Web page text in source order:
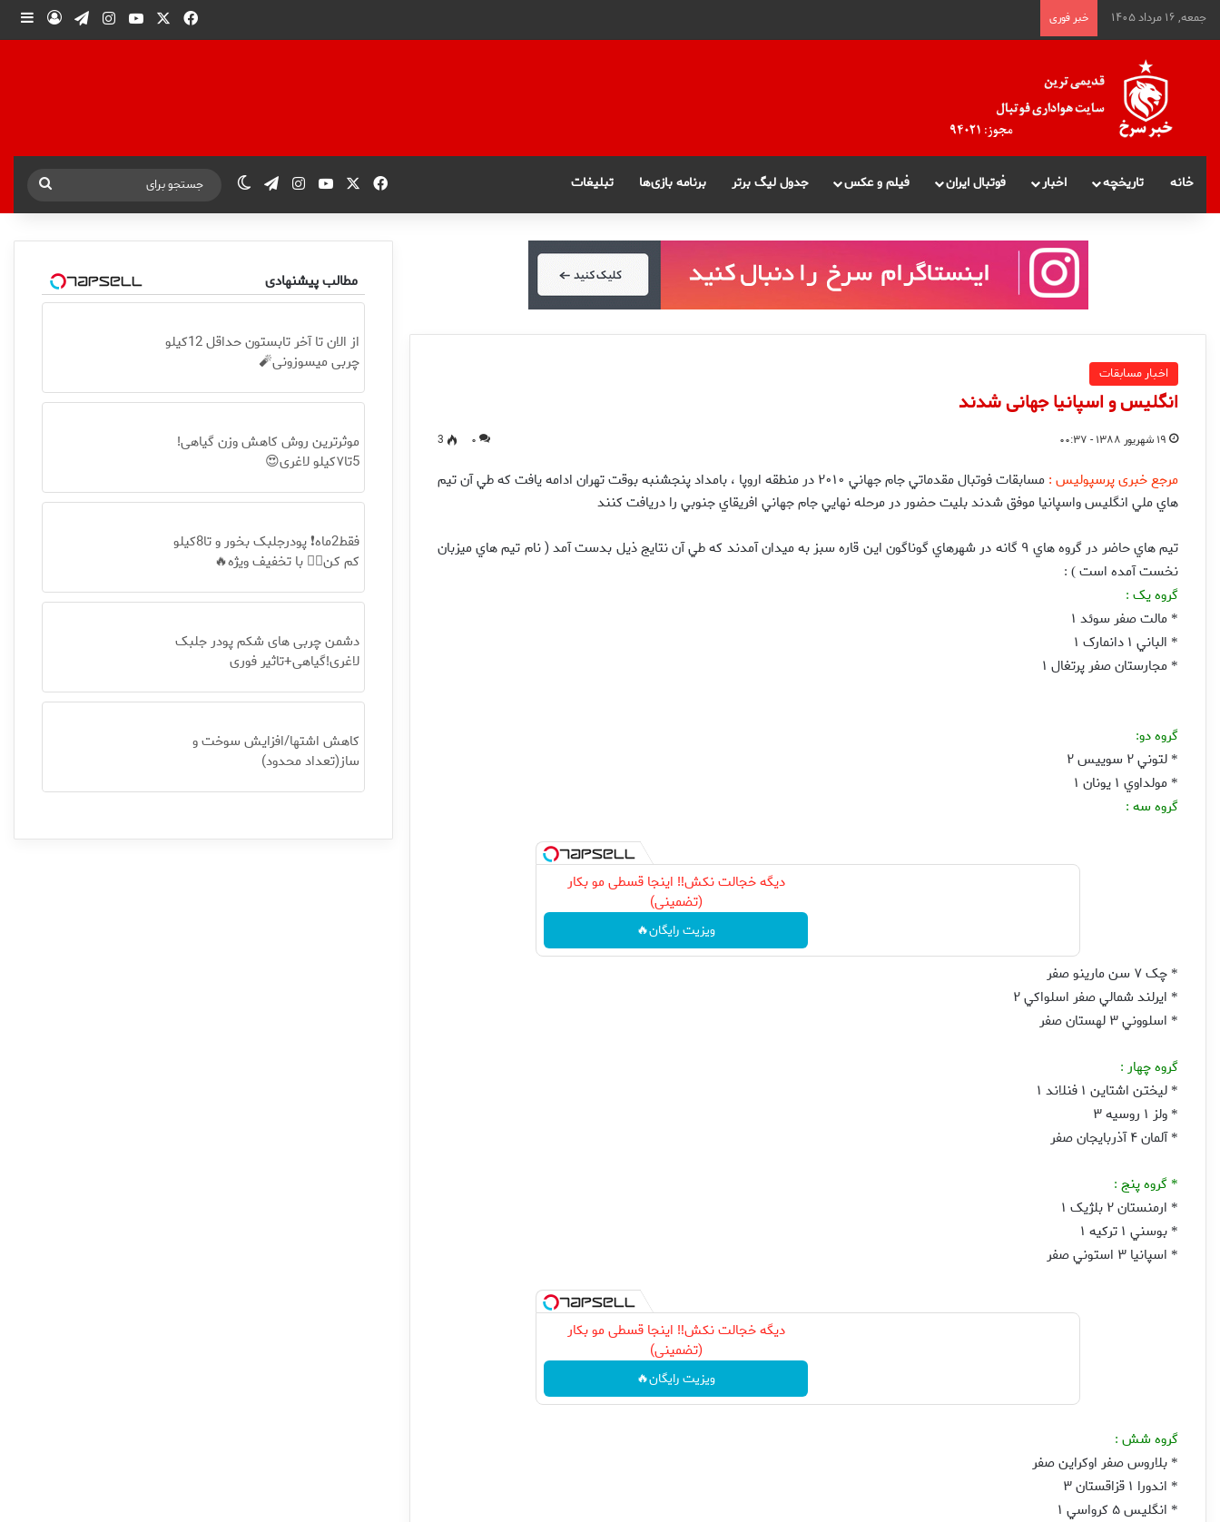
جمعه, ۱۶ مرداد ۱۴۰۵ خبر فوری فیس بوکیوتیوباینستاگرام
تلگرامورود
خانه تاریخچه اخبار فوتبال ایران فیلم و عکس جدول لیگ برتر برنامه بازی‌ها تبلیغات فیس بوکیوتیوباینستاگرام
تلگرامتغییر پوسته
جستجو
برای
اخبار مسابقات
انگلیس و اسپانیا جهانی شدند
۱۹ شهریور ۱۳۸۸ - ۰۰:۳۷ ۰ 3
مرجع خبری پرسپولیس :
مسابقات فوتبال مقدماتي جام جهاني ۲۰۱۰ در منطقه اروپا ، بامداد پنجشنبه بوقت تهران ادامه يافت که طي آن تيم
هاي ملي انگليس واسپانيا موفق شدند بليت حضور در مرحله نهايي جام جهاني افريقاي جنوبي را دريافت کنند
تيم هاي حاضر در گروه هاي ۹ گانه در شهرهاي گوناگون اين قاره سبز به ميدان آمدند که طي آن نتايج ذيل بدست آمد ( نام تيم هاي ميزبان
نخست آمده است ) :
گروه يک :
* مالت صفر سوئد ۱
* الباني ۱ دانمارک ۱
* مجارستان صفر پرتغال ۱
گروه دو:
* لتوني ۲ سوييس ۲
* مولداوي ۱ يونان ۱
گروه سه :
دیگه خجالت نکش‼️ اینجا قسطی مو بکار
(تضمینی)
ویزیت رایگان🔥
* چک ۷ سن مارينو صفر
* ايرلند شمالي صفر اسلواکي ۲
* اسلووني ۳ لهستان صفر
گروه چهار :
* ليختن اشتاين ۱ فنلاند ۱
* ولز ۱ روسيه ۳
*آلمان ۴ آذربايجان صفر
* گروه پنج :
* ارمنستان ۲ بلژيک ۱
* بوسني ۱ ترکيه ۱
* اسپانيا ۳ استوني صفر
دیگه خجالت نکش‼️ اینجا قسطی مو بکار
(تضمینی)
ویزیت رایگان🔥
گروه شش :
* بلاروس صفر اوکراين صفر
* اندورا ۱ قزاقستان ۳
* انگليس ۵ کرواسي ۱
مطالب پیشنهادی
از الان تا آخر تابستون حداقل 12کیلو
چربی میسوزونی🧨
موثرترین روش کاهش وزن گیاهی!
5تا۷کیلو لاغری😍
فقط2ماه❗ پودرجلبک بخور و تا8کیلو
کم کن👌🏻 با تخفیف ویژه🔥
دشمن چربی های شکم پودر جلبک
لاغری!گیاهی+تاثیر فوری
کاهش اشتها/افزایش سوخت و
ساز(تعداد محدود)